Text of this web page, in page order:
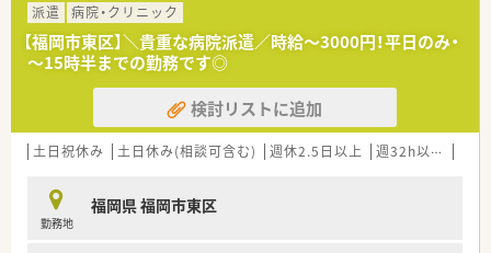
********************************
＼手厚いサポートが魅力のファルマスタッフ／
■万全のサポート体制：2名体制で担当がつきしっかりサポート！
■各種保険を完備：社会保険(週20時間以上)/雇用保険/薬剤師賠
償責任保険
■充実の休暇制度：有給休暇(6ヶ月以上勤務)、夏季休暇、慶弔休
暇など
派遣
病院・クリニック
【福岡市東区】＼貴重な病院派遣／時給～3000円！平日のみ・
～15時半までの勤務です◎
検討リストに追加
土日祝休み 土日休み(相談可含む) 週休2.5日以上 週32h以上
勤務地
福岡県 福岡市東区